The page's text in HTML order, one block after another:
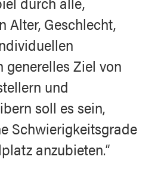
Alter, Geschlecht,
generelles Ziel von
und
soll es sein,
Schwierigkeitsgrade
anzubieten.“